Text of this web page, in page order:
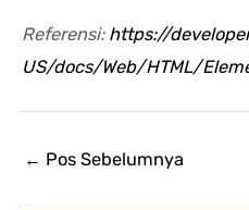
Referensi: https://
US/docs/Web/HTML/
← Pos Sebelumnya